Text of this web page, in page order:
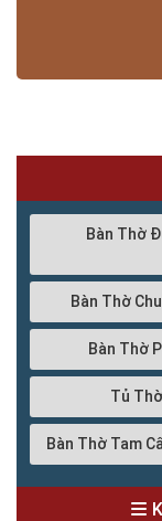
Bàn Thờ
Bàn Thờ
Bàn Thờ
Tủ Thờ
Bàn Thờ Tam